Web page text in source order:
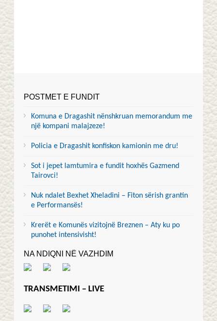
POSTMET E FUNDIT
Komuna e Dragashit nënshkruan memorandum me
një kompani malajzeze!
Policia e Dragashit konfiskon kamionin me dru!
Sot i jepet lamtumira e fundit hoxhës Gazmend
Tairovci!
Nuk ndalet Bexhet Xheladini – Fiton sërish grantin
e Performansës!
Krerët e Komunës vizitojnë Breznen – Aty ku po
punohet intensivisht!
NA NDIQNI NË VAZHDIM
TRANSMETIMI – LIVE